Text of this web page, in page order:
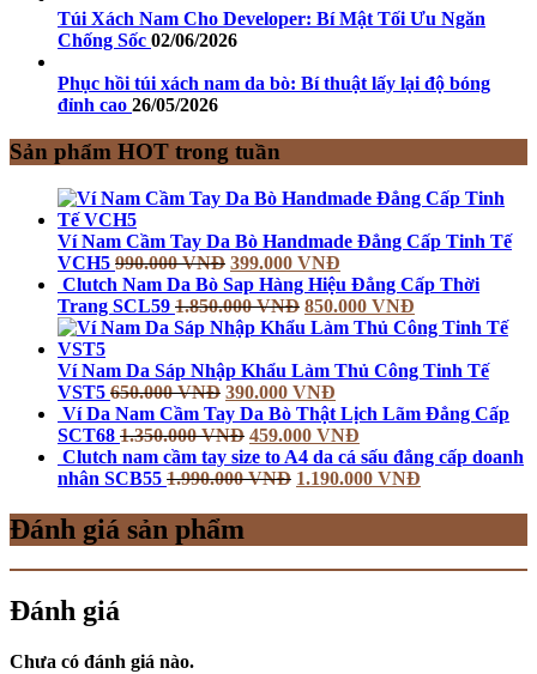
Túi Xách Nam Cho Developer: Bí Mật Tối Ưu Ngăn
Chống Sốc 02/06/2026
Phục hồi túi xách nam da bò: Bí thuật lấy lại độ bóng
đỉnh cao 26/05/2026
Sản phẩm HOT trong tuần
Ví Nam Cầm Tay Da Bò Handmade Đẳng Cấp Tinh Tế
VCH5 990.000VNĐ 399.000 VNĐ
Clutch Nam Da Bò Sap Hàng Hiệu Đẳng Cấp Thời
Trang SCL59 1.850.000VNĐ 850.000 VNĐ
Ví Nam Da Sáp Nhập Khẩu Làm Thủ Công Tinh Tế
VST5 650.000VNĐ 390.000 VNĐ
Ví Da Nam Cầm Tay Da Bò Thật Lịch Lãm Đẳng Cấp
SCT68 1.350.000VNĐ 459.000 VNĐ
Clutch nam cầm tay size to A4 da cá sấu đẳng cấp doanh
nhân SCB55 1.990.000VNĐ 1.190.000 VNĐ
Đánh giá sản phẩm
Đánh giá
Chưa có đánh giá nào.